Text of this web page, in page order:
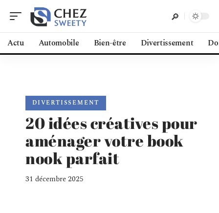
Actu Automobile Bien-être Divertissement
DIVERTISSEMENT
20 idées créatives pour
aménager votre book
nook parfait
31 décembre 2025